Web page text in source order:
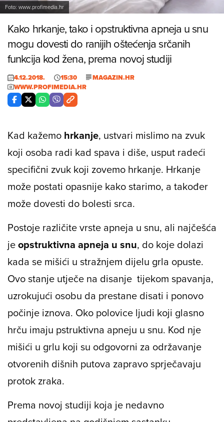
Foto: www.profimedia.hr
Kako hrkanje, tako i opstruktivna apneja u snu
mogu dovesti do ranijih oštećenja srčanih
funkcija kod žena, prema novoj studiji
4.12.2018. 15:30
MAGAZIN.HR
WWW.PROFIMEDIA.HR
Kad kažemo hrkanje, ustvari mislimo na zvuk
koji osoba radi kad spava i diše, usput radeći
specifični zvuk koji zovemo hrkanje. Hrkanje
može postati opasnije kako starimo, a također
može dovesti do bolesti srca.
Postoje različite vrste apneja u snu, ali najčešća
jeopstruktivna apneja u snu, do koje dolazi
kada se mišići u stražnjem dijelu grla opuste.
Ovo stanje utječe na disanje tijekom spavanja,
uzrokujući osobu da prestane disati i ponovo
počinje iznova. Oko polovice ljudi koji glasno
hrču imaju pstruktivna apneju u snu. Kod nje
mišići u grlu koji su odgovorni za održavanje
otvorenih dišnih putova zapravo sprječavaju
protok zraka.
Prema novoj studiji koja je nedavno